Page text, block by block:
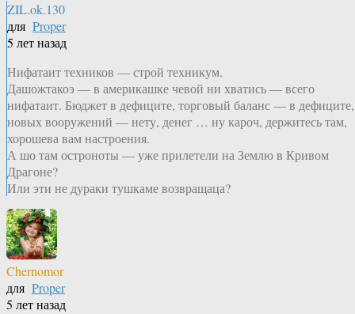
ZIL.ok.130
для Proper
5 лет назад
Нифатаит техников — строй техникум.
Дашожтакоэ — в америкашке чевой ни хватись — всего
нифатаит. Бюджет в дефиците, торговый баланс — в дефиците,
новых вооружений — нету, денег … ну кароч, держитесь там,
хорошева вам настроения.
А шо там остроноты — уже прилетели на Землю в Кривом
Драгоне?
Или эти не дураки тушкаме возвращаца?
Chernomor
для Proper
5 лет назад